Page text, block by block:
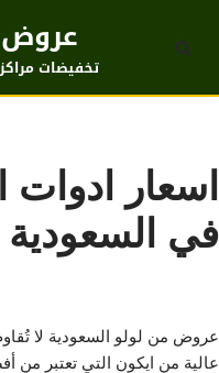
تخطى
تخفيضات
اسعار ادوات
في
عروض من لولو السعودية لا
عالية من ايكون التي تعتبر من